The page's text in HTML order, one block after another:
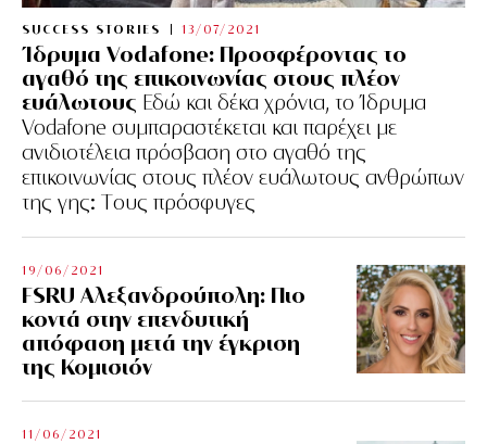
SUCCESS STORIES 13/07/2021
Ίδρυμα Vodafone: Προσφέροντας το
αγαθό της επικοινωνίας στους πλέον
ευάλωτους Εδώ και δέκα χρόνια, το Ίδρυμα
Vodafone συμπαραστέκεται και παρέχει με
ανιδιοτέλεια πρόσβαση στο αγαθό της
επικοινωνίας στους πλέον ευάλωτους ανθρώπων
της γης: Tους πρόσφυγες
19/06/2021
FSRU Αλεξανδρούπολη: Πιο
κοντά στην επενδυτική
απόφαση μετά την έγκριση
της Κομισιόν
11/06/2021